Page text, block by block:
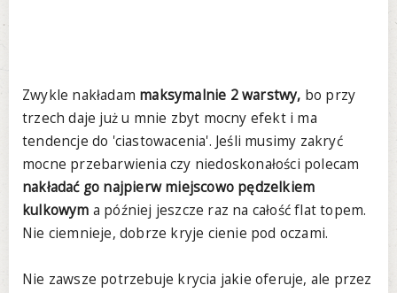
Zwykle nakładam maksymalnie 2 warstwy, bo przy
trzech daje już u mnie zbyt mocny efekt i ma
tendencje do 'ciastowacenia'. Jeśli musimy zakryć
mocne przebarwienia czy niedoskonałości polecam
nakładać go najpierw miejscowo pędzelkiem
kulkowym a później jeszcze raz na całość flat topem.
Nie ciemnieje, dobrze kryje cienie pod oczami.
Nie zawsze potrzebuje krycia jakie oferuje, ale przez